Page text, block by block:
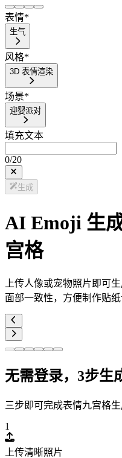
表情*
生气
风格*
3D 表情渲染
场景*
迎婴派对
填充文本
0/20
生成
AI Emoji 生
宫格
上传人像或宠物照片即可
面部一致性，方便制作贴
无需登录，3步生
三步即可完成表情九宫格
1
上传清晰照片